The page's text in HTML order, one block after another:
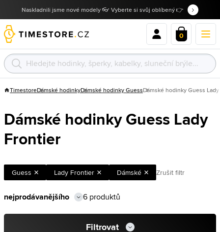
Naskladnili jsme nové modely 👓 Vyberte si svůj oblíbený 👉
0
TimestoreDámské hodinkyDámské hodinky GuessDámské hodinky Guess
Dámské hodinky Guess Lady
Frontier
Guess Lady Frontier Dámské Zrušit filtr
6 produktů
Filtrovat